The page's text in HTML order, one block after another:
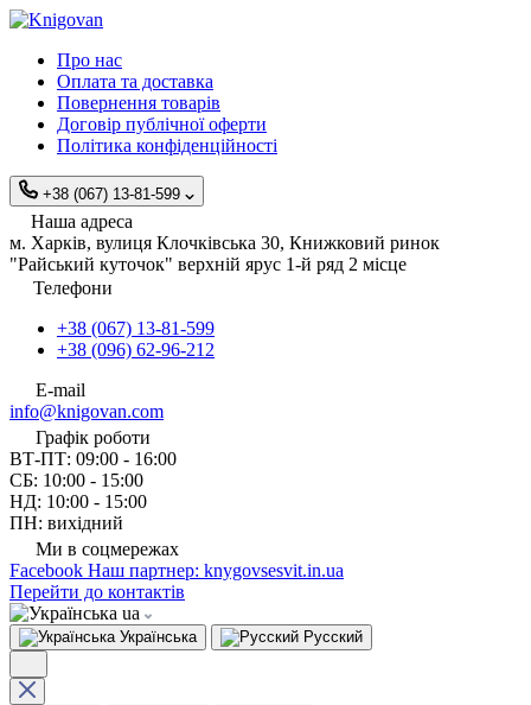
Про нас
Оплата та доставка
Повернення товарів
Договір публічної оферти
Політика конфіденційності
+38 (067) 13-81-599
Наша адреса
м. Харків, вулиця Клочківська 30, Книжковий ринок
"Райський куточок" верхній ярус 1-й ряд 2 місце
Телефони
+38 (067) 13-81-599
+38 (096) 62-96-212
E-mail
info@knigovan.com
Графік роботи
ВТ-ПТ: 09:00 - 16:00
СБ: 10:00 - 15:00
НД: 10:00 - 15:00
ПН: вихідний
Ми в соцмережах
Facebook Наш партнер: knygovsesvit.in.ua
Перейти до контактів
ua
Українська Русский